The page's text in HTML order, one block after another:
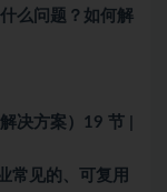
么问题？如何解
决方案）19 节 |
常见的、可复用